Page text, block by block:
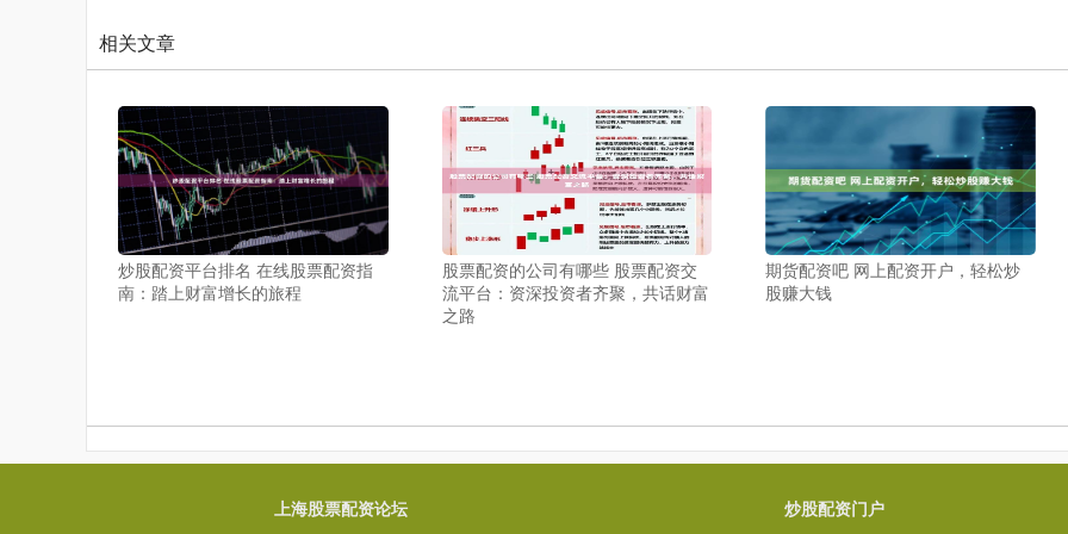
相关文章
炒股配资平台排名 在线股票配资指
南：踏上财富增长的旅程
股票配资的公司有哪些 股票配资交
流平台：资深投资者齐聚，共话财富
之路
期货配资吧 网上配资开户，轻松炒
股赚大钱
上海股票配资论坛 炒股配资门户